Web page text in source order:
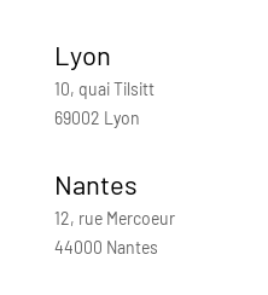
Lyon
10, quai Tilsitt
69002 Lyon
Nantes
12, rue Mercoeur
44000 Nantes